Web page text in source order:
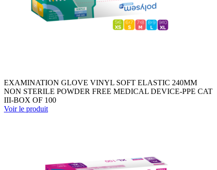
EXAMINATION GLOVE VINYL SOFT ELASTIC 240MM
NON STERILE POWDER FREE MEDICAL DEVICE-PPE CAT
III-BOX OF 100
Voir le produit